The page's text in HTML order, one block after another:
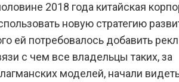
отключить
в смартфонах
2018 года китайская
новую стратегию
ей потребовалось добавить
с чем все владельцы таких, за
моделей, начали